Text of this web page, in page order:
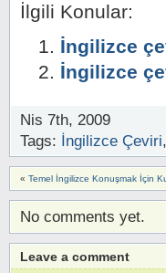
İlgili Konular:
İngilizce
İngilizce
Nis 7th, 2009
Tags: İngilizce Çeviri,
« Temel İngilizce Konuşmak İçin
No comments yet.
Leave a comment